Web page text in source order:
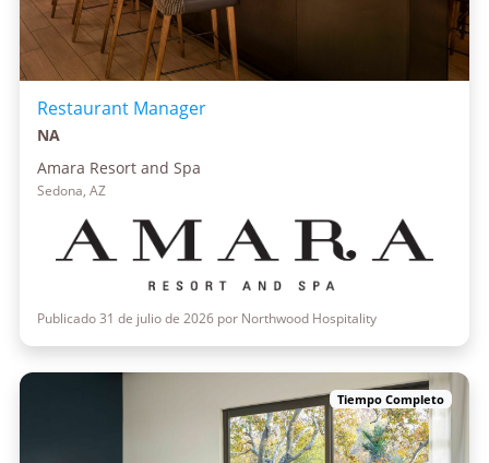
Restaurant Manager
NA
Amara Resort and Spa
Sedona, AZ
Publicado 31 de julio de 2026 por Northwood Hospitality
Tiempo Completo